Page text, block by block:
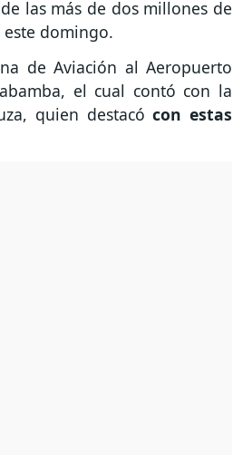
las más de dos millones de
domingo.
de Aviación al Aeropuerto
el cual contó con la
quien destacócon estas